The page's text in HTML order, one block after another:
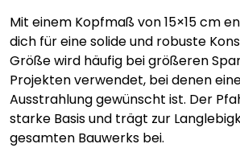
Mit einem Kopfmaß von 15×15 cm
dich für eine solide und robuste
Größe wird häufig bei größeren
Projekten verwendet, bei denen
Ausstrahlung gewünscht ist. Der
starke Basis und trägt zur
gesamten Bauwerks bei.